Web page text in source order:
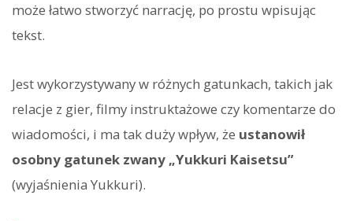
może łatwo stworzyć narrację, po prostu wpisując
tekst.
Jest wykorzystywany w różnych gatunkach, takich jak
relacje z gier, filmy instruktażowe czy komentarze do
wiadomości, i ma tak duży wpływ, że ustanowił
osobny gatunek zwany „Yukkuri Kaisetsu”
(wyjaśnienia Yukkuri).